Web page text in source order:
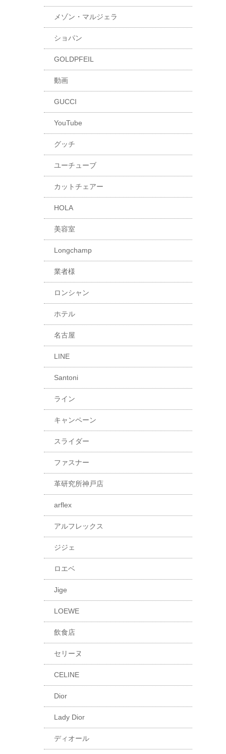
メゾン・マルジェラ
ショパン
GOLDPFEIL
動画
GUCCI
YouTube
グッチ
ユーチューブ
カットチェアー
HOLA
美容室
Longchamp
業者様
ロンシャン
ホテル
名古屋
LINE
Santoni
ライン
キャンペーン
スライダー
ファスナー
革研究所神戸店
arflex
アルフレックス
ジジェ
ロエベ
Jige
LOEWE
飲食店
セリーヌ
CELINE
Dior
Lady Dior
ディオール